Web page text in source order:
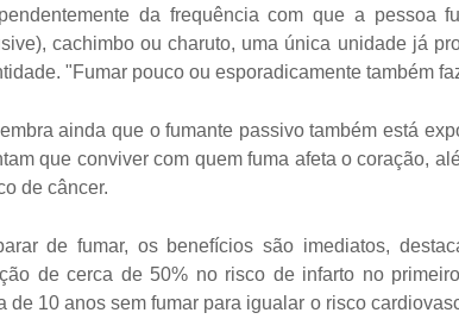
da frequência com que a pessoa
cachimbo ou charuto, uma única unidade já
"Fumar pouco ou esporadicamente também
ainda que o fumante passivo também está
que conviver com quem fuma afeta o coração,
de câncer.
de fumar, os benefícios são imediatos,
de cerca de 50% no risco de infarto no
de 10 anos sem fumar para igualar o risco